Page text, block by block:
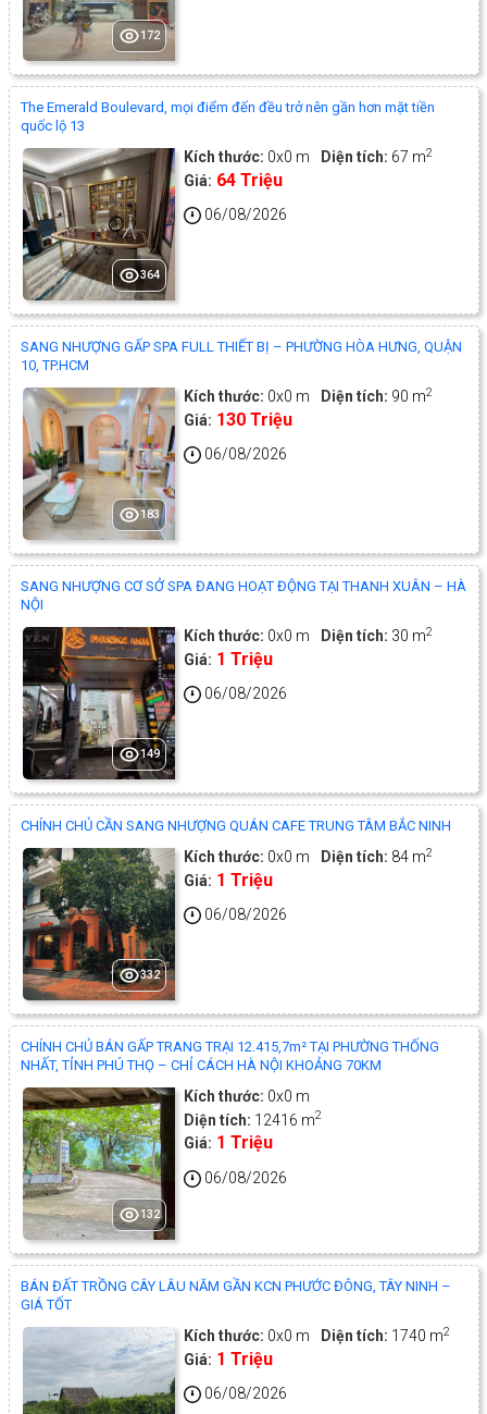
172
The Emerald Boulevard, mọi điểm đến đều trở nên gần hơn mặt tiền
quốc lộ 13
364
Kích thước: 0x0 m Diện tích: 67 m2
Giá: 64 Triệu
06/08/2026
SANG NHƯỢNG GẤP SPA FULL THIẾT BỊ – PHƯỜNG HÒA HƯNG, QUẬN
10, TP.HCM
183
Kích thước: 0x0 m Diện tích: 90 m2
Giá: 130 Triệu
06/08/2026
SANG NHƯỢNG CƠ SỞ SPA ĐANG HOẠT ĐỘNG TẠI THANH XUÂN – HÀ
NỘI
149
Kích thước: 0x0 m Diện tích: 30 m2
Giá: 1 Triệu
06/08/2026
CHÍNH CHỦ CẦN SANG NHƯỢNG QUÁN CAFE TRUNG TÂM BẮC NINH
332
Kích thước: 0x0 m Diện tích: 84 m2
Giá: 1 Triệu
06/08/2026
CHÍNH CHỦ BÁN GẤP TRANG TRẠI 12.415,7m² TẠI PHƯỜNG THỐNG
NHẤT, TỈNH PHÚ THỌ – CHỈ CÁCH HÀ NỘI KHOẢNG 70KM
132
Kích thước: 0x0 m
Diện tích: 12416 m2
Giá: 1 Triệu
06/08/2026
BÁN ĐẤT TRỒNG CÂY LÂU NĂM GẦN KCN PHƯỚC ĐÔNG, TÂY NINH –
GIÁ TỐT
Kích thước: 0x0 m Diện tích: 1740 m2
Giá: 1 Triệu
06/08/2026